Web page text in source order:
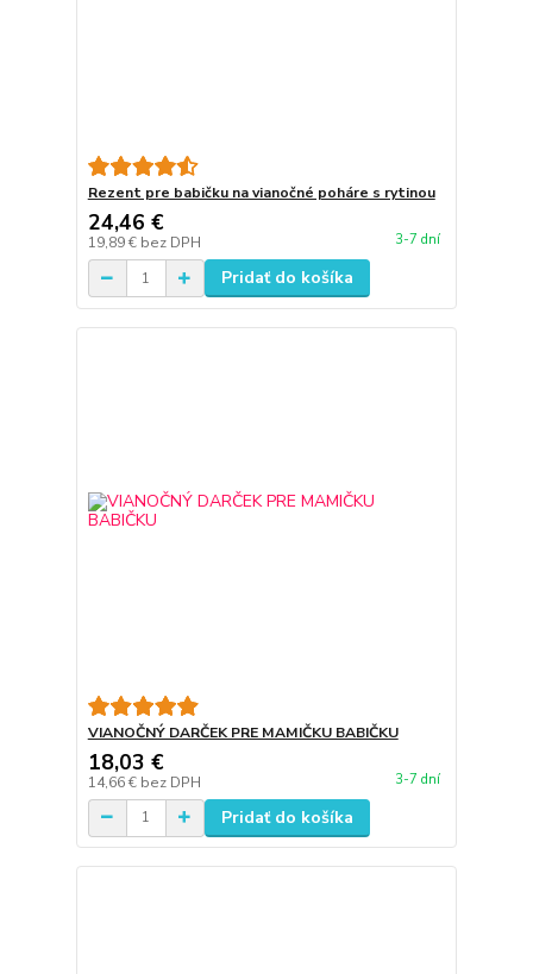
Rezent pre babičku na vianočné poháre s rytinou
24,46 €
19,89 € bez DPH 3-7 dní
Pridať do košíka
VIANOČNÝ DARČEK PRE MAMIČKU BABIČKU
18,03 €
14,66 € bez DPH 3-7 dní
Pridať do košíka